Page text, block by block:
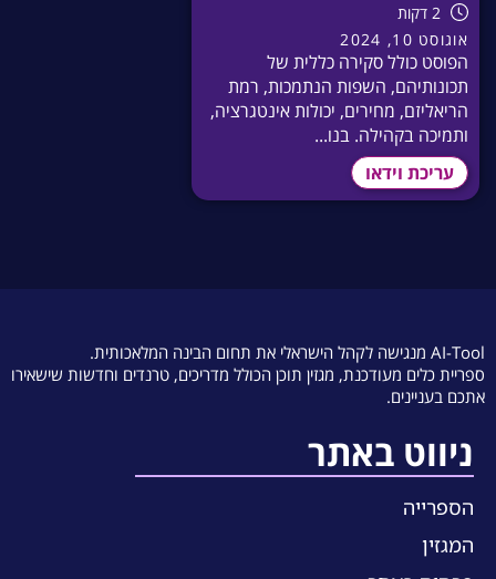
2 דקות
אוגוסט 10, 2024
הפוסט כולל סקירה כללית של
תכונותיהם, השפות הנתמכות, רמת
הריאליזם, מחירים, יכולות אינטגרציה,
ותמיכה בקהילה. בנו...
עריכת וידאו
AI-Tool מנגישה לקהל הישראלי את תחום הבינה המלאכותית.
ספריית כלים מעודכנת, מגזין תוכן הכולל מדריכים, טרנדים וחדשות שישאירו
אתכם בעניינים.
ניווט באתר
הספרייה
המגזין